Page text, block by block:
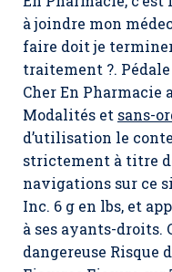
à joindre mon
faire doit je
traitement ?.
Cher En Pharmacie
Modalités et sans-
d’utilisation le
strictement à titre
navigations sur ce
Inc. 6 g en lbs, et
à ses ayants-droits.
dangereuse Risque